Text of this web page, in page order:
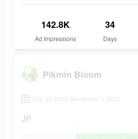
142.8K
Ad Impressions
34
Days
Pikmin Bloom
July 22 2022-November 1 2022
JP